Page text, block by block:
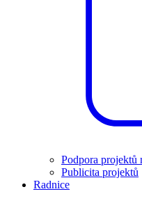
Podpora projektů
Publicita projektů
Radnice